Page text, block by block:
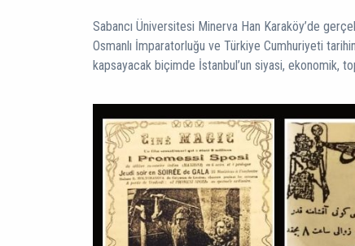
Sabancı Üniversitesi Minerva Han Karaköy’de
Osmanlı İmparatorluğu ve Türkiye Cumhuriyeti
kapsayacak biçimde İstanbul’un siyasi, ekonomik,